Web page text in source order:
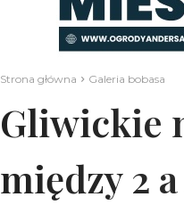
Strona główna Galeria bobasa
Gliwickie
między 2